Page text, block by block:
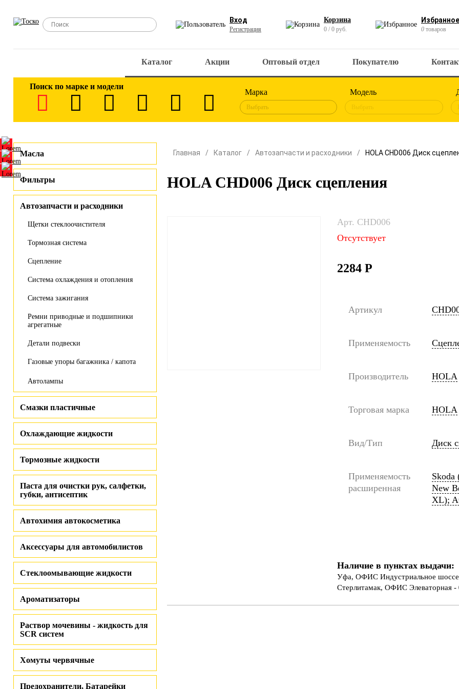
Вход
Регистрация
Корзина
0 / 0 руб.
Избранное
0 товаров
Каталог Акции Оптовый отдел Покупателю
Поиск по марке и модели
Марка
Выбрать
Модель
Выбрать
Масла
Фильтры
Автозапчасти и расходники
Щетки стеклоочистителя
Тормозная система
Сцепление
Система охлаждения и отопления
Система зажигания
Ремни приводные и подшипники
агрегатные
Детали подвески
Газовые упоры багажника / капота
Автолампы
Смазки пластичные
Охлаждающие жидкости
Тормозные жидкости
Паста для очистки рук, салфетки,
губки, антисептик
Автохимия автокосметика
Аксессуары для автомобилистов
Стеклоомывающие жидкости
Ароматизаторы
Раствор мочевины - жидкость для
SCR систем
Хомуты червячные
Предохранители, Батарейки
Главная Каталог Автозапчасти и расходники HOLA CHD006 Диск
HOLA CHD006 Диск сцепления
Арт. CHD006
Отсутствует
2284 Р
Артикул
Применяемость
Производитель HOLA
Торговая марка HOLA
Вид/Тип Диск
Применяемость
расширенная
New
XL);
Наличие в пунктах выдачи:
Уфа, ОФИС Индустриальное
Стерлитамак, ОФИС Элеваторная -